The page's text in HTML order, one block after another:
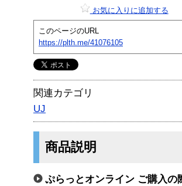
お気に入りに追加する
このページのURL
https://plth.me/41076105
関連カテゴリ
UJ
商品説明
ぷらっとオンライン ご購入の